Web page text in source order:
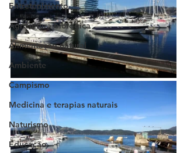
Entretenimento
Agricultura biológica
Alimentação natural
Ambiente
Campismo
Medicina e terapias naturais
Naturismo
Educação